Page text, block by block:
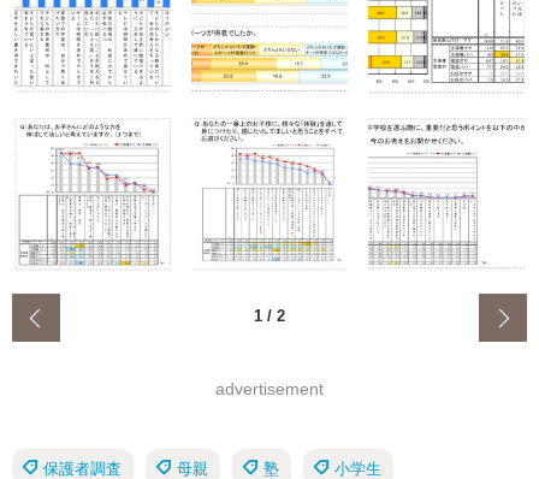
1 / 2
advertisement
保護者調査 母親 塾 小学生